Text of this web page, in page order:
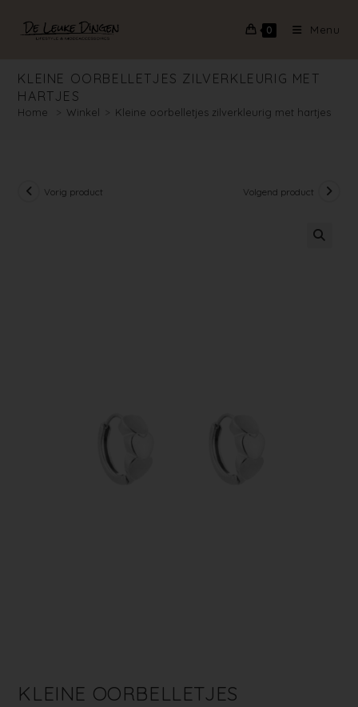
0 Menu
KLEINE OORBELLETJES ZILVERKLEURIG MET
HARTJES
Home > Winkel > Kleine oorbelletjes zilverkleurig met hartjes
Vorig product Volgend product
KLEINE OORBELLETJES